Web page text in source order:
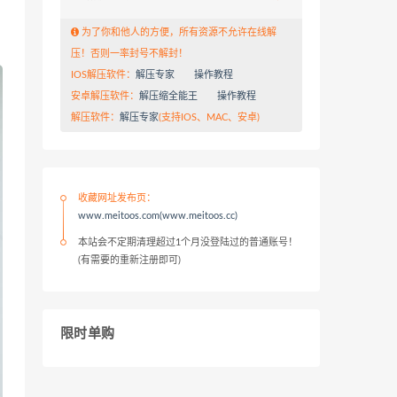
为了你和他人的方便，所有资源不允许在线解
压！否则一率封号不解封！
IOS解压软件： 解压专家 操作教程
安卓解压软件： 解压缩全能王 操作教程
解压软件： 解压专家(支持IOS、MAC、安卓)
收藏网址发布页：
www.meitoos.com(www.meitoos.cc)
本站会不定期清理超过1个月没登陆过的普通账号！
(有需要的重新注册即可)
限时单购